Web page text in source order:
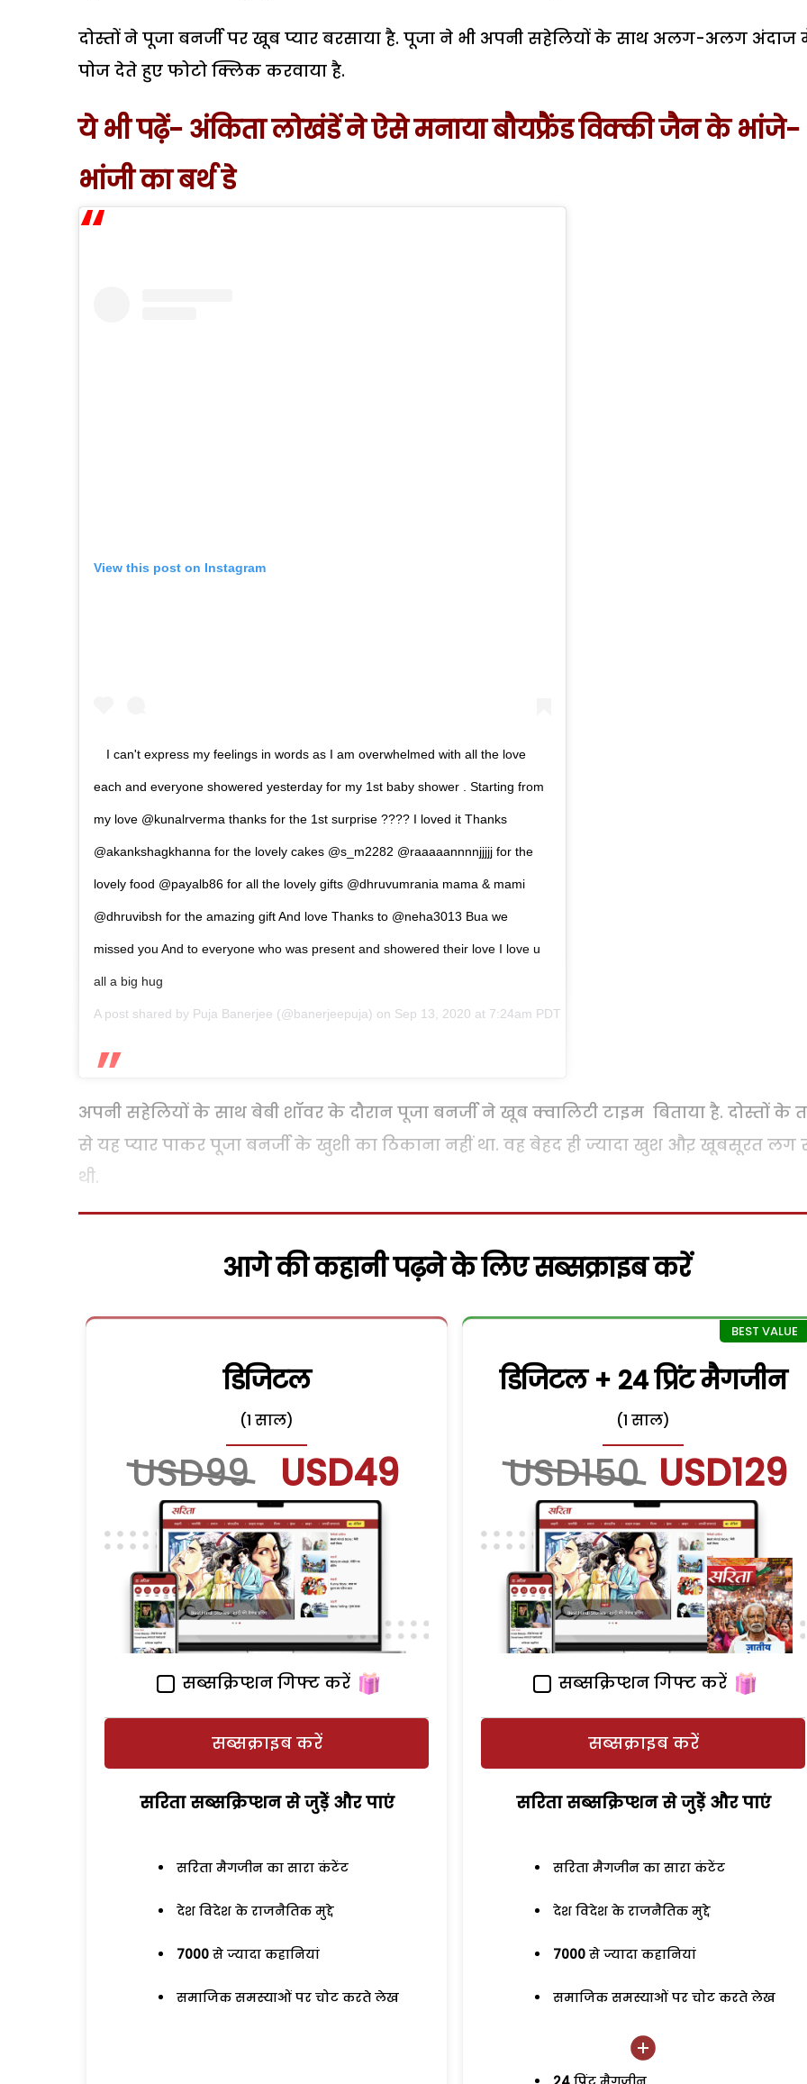
दोस्तों ने पूजा बनर्जी पर खूब प्यार बरसाया है. पूजा ने भी अपनी सहेलियों के साथ अलग-अलग अंदाज
पोज देते हुए फोटो क्लिक करवाया है.
ये भी पढ़ें- अंकिता लोखंडें ने ऐसे मनाया बौयफ्रैंड विक्की जैन के भांजे-
भांजी का बर्थ डे
View this post on Instagram
I can't express my feelings in words as I am overwhelmed with all the love
each and everyone showered yesterday for my 1st baby shower . Starting from
my love @kunalrverma thanks for the 1st surprise ???? I loved it Thanks
@akankshagkhanna for the lovely cakes @s_m2282 @raaaaannnnjjjjj for the
lovely food @payalb86 for all the lovely gifts @dhruvumrania mama & mami
@dhruvibsh for the amazing gift And love Thanks to @neha3013 Bua we
missed you And to everyone who was present and showered their love I love u
all a big hug
A post shared by Puja Banerjee (@banerjeepuja) on Sep 13, 2020 at 7:24am PDT
अपनी सहेलियों के साथ बेबी शॉवर के दौरान पूजा बनर्जी ने खूब क्वालिटी टाइम बिताया है. दोस्तों के
से यह प्यार पाकर पूजा बनर्जी के खुशी का ठिकाना नहीं था. वह बेहद ही ज्यादा खुश औऱ खूबसूरत लग
थी.
आगे की कहानी पढ़ने के लिए सब्सक्राइब करें
डिजिटल
(1 साल)
USD99 USD49
सब्सक्रिप्शन गिफ्ट करें
सब्सक्राइब करें
सरिता सब्सक्रिप्शन से जुड़ेें और पाएं
सरिता मैगजीन का सारा कंटेंट
देश विदेश के राजनैतिक मुद्दे
7000 से ज्यादा कहानियां
समाजिक समस्याओं पर चोट करते लेख
डिजिटल + 24 प्रिंट मैगजीन
(1 साल)
USD150 USD129
सब्सक्रिप्शन गिफ्ट करें
सब्सक्राइब करें
सरिता सब्सक्रिप्शन से जुड़ेें और पाएं
सरिता मैगजीन का सारा कंटेंट
देश विदेश के राजनैतिक मुद्दे
7000 से ज्यादा कहानियां
समाजिक समस्याओं पर चोट करते लेख